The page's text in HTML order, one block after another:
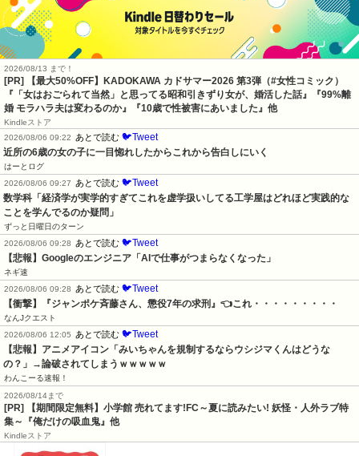
2026/08/13 まで！
[PR]
【最大50%OFF】KADOKAWA カドサマー2026 第3弾（#女性コミック）
『「女はおごられて当然」と思ってる昭和引きずり女が、婚活した話』『99%離
婚 モラハラ夫は変わるのか』『10歳で性被害にあいました』他
Kindleストア
2026/08/06 09:22
あとで読む 🐦Tweet
近所の6歳の女の子に一目惚れしたからこれから告白しにいく
はーとログ
2026/08/06 09:27
あとで読む 🐦Tweet
数学科「経済学が実学的すぎてこれを虚学扱いしてる工学屋はどれほど実践的な
ことを学んでるのか疑問」
ずっと日曜日のターン
2026/08/06 09:28
あとで読む 🐦Tweet
【悲報】Googleのエンジニア「AIで仕事がつまらなくなった」
ネギ速
2026/08/06 09:28
あとで読む 🐦Tweet
【衝撃】『ジャンポケ斉藤さん、懲役7年の求刑』👈これ・・・・・・・・・
なんJクエスト
2026/08/06 12:05
あとで読む 🐦Tweet
【悲報】アニメアイコン「みいちゃんを規制するならウシジマくんはどうな
の？」→論破されてしまうｗｗｗｗｗ
わんこーる速報！
2026/08/14まで
[PR] 【期間限定無料】小学館 売れてます!FC～夏に読みたい! 妖怪・人外ラブ特
集～『俺だけの吸血鬼』他
Kindleストア